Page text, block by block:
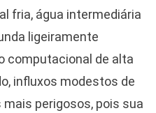
fria, água intermediária
ligeiramente
computacional de alta
influxos modestos de
perigosos, pois sua